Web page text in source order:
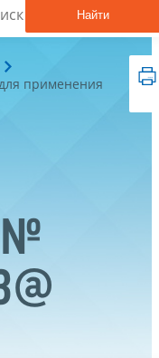
Найти
применения
№